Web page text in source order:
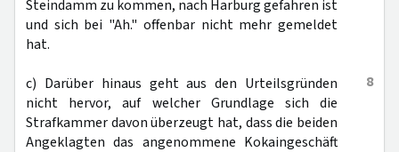
Steindamm zu kommen, nach Harburg gefahren ist
und sich bei "Ah." offenbar nicht mehr gemeldet
hat.
8
c) Darüber hinaus geht aus den Urteilsgründen
nicht hervor, auf welcher Grundlage sich die
Strafkammer davon überzeugt hat, dass die beiden
Angeklagten das angenommene Kokaingeschäft